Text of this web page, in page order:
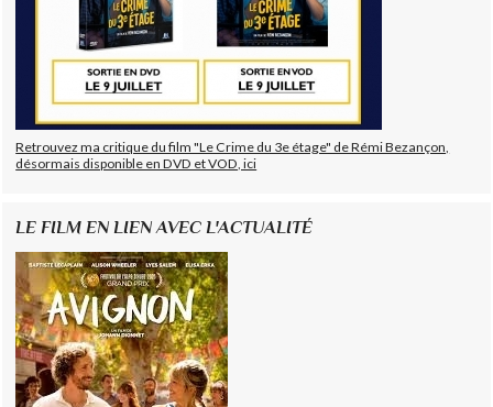
Retrouvez ma critique du film "Le Crime du 3e étage" de Rémi Bezançon,
désormais disponible en DVD et VOD, ici
LE FILM EN LIEN AVEC L'ACTUALITÉ